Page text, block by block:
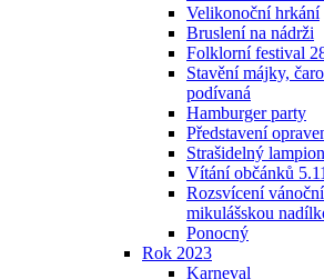
Velikonoční hrkání
Bruslení na nádrži
Folklorní festival
Stavění májky,
podívaná
Hamburger party
Představení
Strašidelný
Vítání občánků
Rozsvícení
mikulášskou
Ponocný
Rok 2023
Karneval